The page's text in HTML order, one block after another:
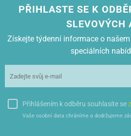
PŘIHLASTE SE K
SLEVOVÝCH
Získejte týdenní informace o
speciálních
Přihlášením k odběru souhlasíte se
Vaše osobní data chráníme a dodržujeme